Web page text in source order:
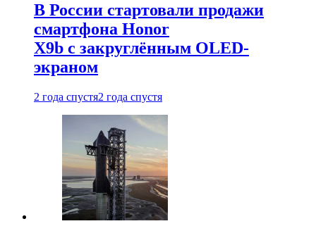
В России стартовали продажи
смартфона Honor
X9b с закруглённым OLED-
экраном
2 года спустя2 года спустя